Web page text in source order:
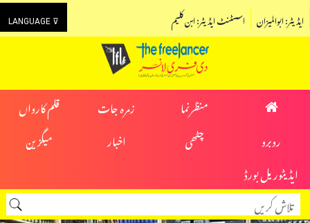
LANGUAGE ⊽ اسسٹنٹ ایڈیٹر: ابن کلیم ایڈیٹر: ابوالمیزان
منظرنما زمرہ جات
قلم کارواں
روبرو
چٹھی اخبار
میگزین
ایڈیٹوریل بورڈ